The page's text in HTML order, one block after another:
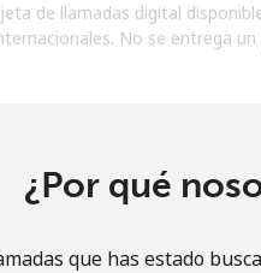
con estos
Términos y
Únete
de llamadas digital
No se entrega
¿Por qué
que has estado